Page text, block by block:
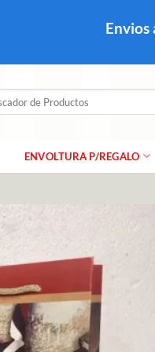
Envios
ENVOLTURA P/REGALO